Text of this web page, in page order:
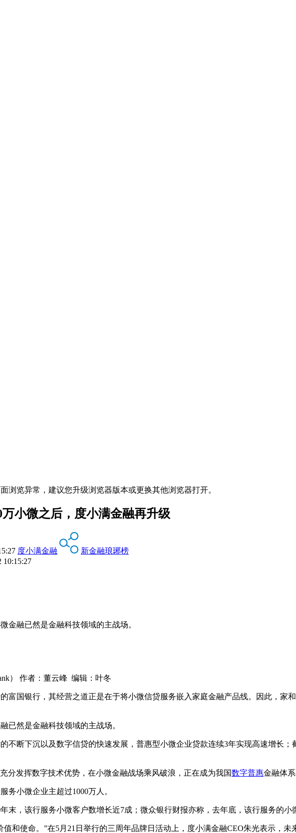
浏览异常，建议您升级浏览器版本或更换其他浏览器打开。
万小微之后，度小满金融再升级
度小满金融
新金融琅琊榜
金融已然是金融科技领域的主战场。
） 作者：董云峰 编辑：叶冬
富国银行，其经营之道正是在于将小微信贷服务嵌入家庭金融产品线。因此，家
已然是金融科技领域的主战场。
不断下沉以及数字信贷的快速发展，普惠型小微企业贷款连续3年实现高速增长；
分发挥数字技术优势，在小微金融战场乘风破浪，正在成为我国数字普惠金融体
务小微企业主超过1000万人。
末，该行服务小微客户数增长近7成；微众银行财报亦称，去年底，该行服务的小
和使命。”在5月21日举行的三周年品牌日活动上，度小满金融CEO朱光表示，未